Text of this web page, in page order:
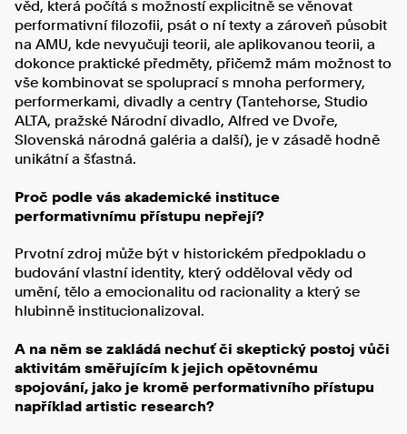
věd, která počítá s možností explicitně se věnovat
performativní filozofii, psát o ní texty a zároveň působit
na AMU, kde nevyučuji teorii, ale aplikovanou teorii, a
dokonce praktické předměty, přičemž mám možnost to
vše kombinovat se spoluprací s mnoha performery,
performerkami, divadly a centry (Tantehorse, Studio
ALTA, pražské Národní divadlo, Alfred ve Dvoře,
Slovenská národná galéria a další), je v zásadě hodně
unikátní a šťastná.
Proč podle vás akademické instituce
performativnímu přístupu nepřejí?
Prvotní zdroj může být v historickém předpokladu o
budování vlastní identity, který odděloval vědy od
umění, tělo a emocionalitu od racionality a který se
hlubinně institucionalizoval.
A na něm se zakládá nechuť či skeptický postoj vůči
aktivitám směřujícím k jejich opětovnému
spojování, jako je kromě performativního přístupu
například artistic research?